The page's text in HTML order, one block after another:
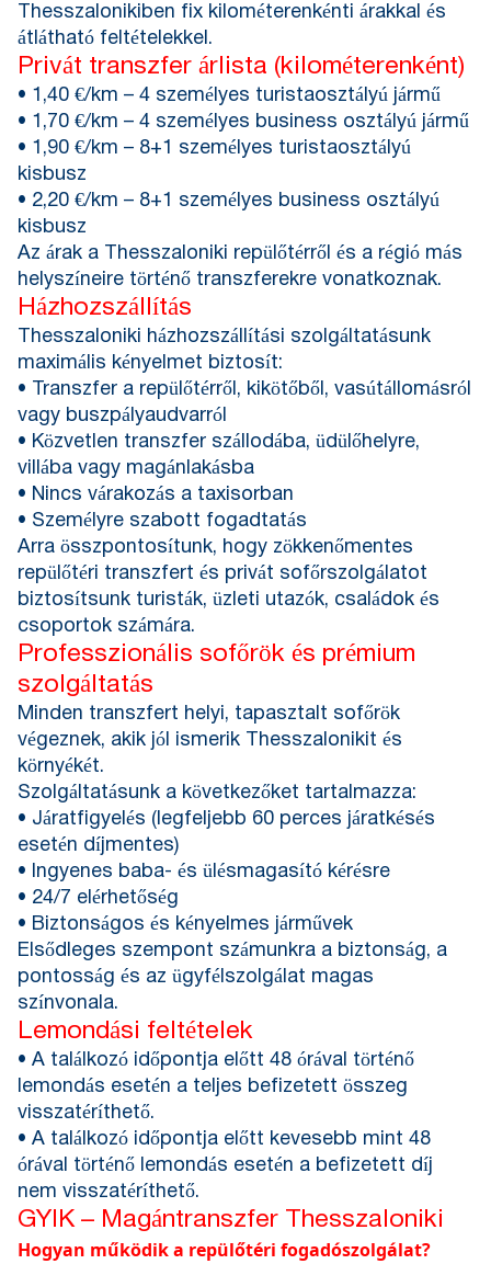
Thesszalonikiben fix kilométerenkénti árakkal és
átlátható feltételekkel.
Privát transzfer árlista (kilométerenként)
• 1,40 €/km – 4 személyes turistaosztályú jármű
• 1,70 €/km – 4 személyes business osztályú jármű
• 1,90 €/km – 8+1 személyes turistaosztályú
kisbusz
• 2,20 €/km – 8+1 személyes business osztályú
kisbusz
Az árak a Thesszaloniki repülőtérről és a régió más
helyszíneire történő transzferekre vonatkoznak.
Házhozszállítás
Thesszaloniki házhozszállítási szolgáltatásunk
maximális kényelmet biztosít:
• Transzfer a repülőtérről, kikötőből, vasútállomásról
vagy buszpályaudvarról
• Közvetlen transzfer szállodába, üdülőhelyre,
villába vagy magánlakásba
• Nincs várakozás a taxisorban
• Személyre szabott fogadtatás
Arra összpontosítunk, hogy zökkenőmentes
repülőtéri transzfert és privát sofőrszolgálatot
biztosítsunk turisták, üzleti utazók, családok és
csoportok számára.
Professzionális sofőrök és prémium
szolgáltatás
Minden transzfert helyi, tapasztalt sofőrök
végeznek, akik jól ismerik Thesszalonikit és
környékét.
Szolgáltatásunk a következőket tartalmazza:
• Járatfigyelés (legfeljebb 60 perces járatkésés
esetén díjmentes)
• Ingyenes baba- és ülésmagasító kérésre
• 24/7 elérhetőség
• Biztonságos és kényelmes járművek
Elsődleges szempont számunkra a biztonság, a
pontosság és az ügyfélszolgálat magas
színvonala.
Lemondási feltételek
• A találkozó időpontja előtt 48 órával történő
lemondás esetén a teljes befizetett összeg
visszatéríthető.
• A találkozó időpontja előtt kevesebb mint 48
órával történő lemondás esetén a befizetett díj
nem visszatéríthető.
GYIK – Magántranszfer Thesszaloniki
Hogyan működik a repülőtéri fogadószolgálat?